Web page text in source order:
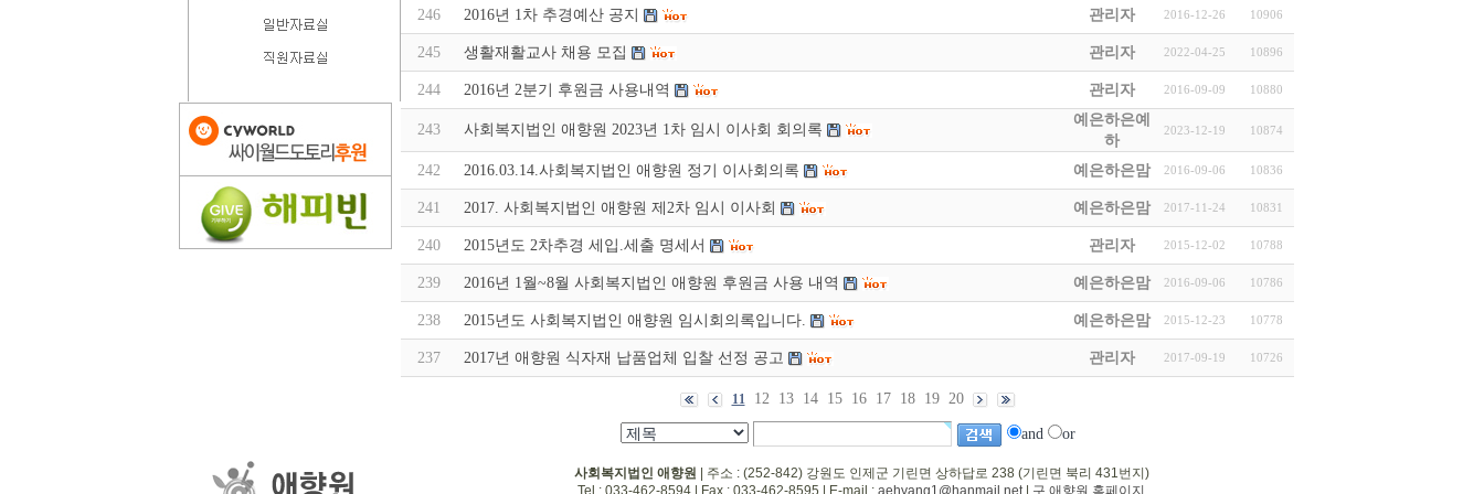
246 2016년 1차 추경예산 공지 관리자 2016-12-26 10906
245 생활재활교사 채용 모집 관리자 2022-04-25 10896
244 2016년 2분기 후원금 사용내역 관리자 2016-09-09 10880
243 사회복지법인 애향원 2023년 1차 임시 이사회 회의록
예은하은예
하
2023-12-19 10874
242 2016.03.14.사회복지법인 애향원 정기 이사회의록 예은하은맘 2016-09-06 10836
241 2017. 사회복지법인 애향원 제2차 임시 이사회 예은하은맘 2017-11-24 10831
240 2015년도 2차추경 세입.세출 명세서 관리자 2015-12-02 10788
239 2016년 1월~8월 사회복지법인 애향원 후원금 사용 내역 예은하은맘 2016-09-06 10786
238 2015년도 사회복지법인 애향원 임시회의록입니다. 예은하은맘 2015-12-23 10778
237 2017년 애향원 식자재 납품업체 입찰 선정 공고 관리자 2017-09-19 10726
11 12 13 14 15 16 17 18 19 20
and or
사회복지법인 애향원 | 주소 : (252-842) 강원도 인제군 기린면 상하답로 238 (기린면 북리 431번지)
Tel : 033-462-8594 | Fax : 033-462-8595 | E-mail : aehyang1@hanmail.net 구 애향원 홈페이지